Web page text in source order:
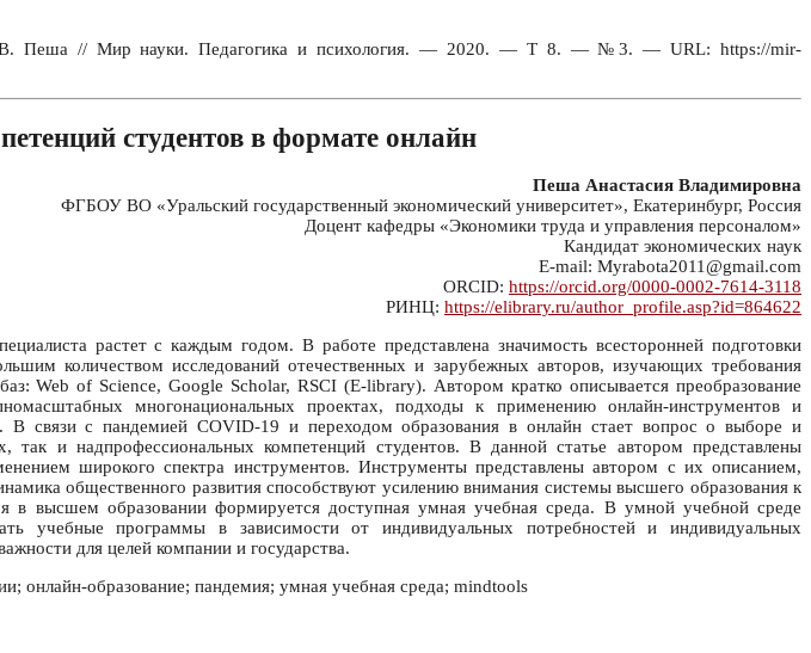
А. В. Пеша // Мир науки. Педагогика и психология. — 2020. — Т 8. — №3. — URL: https://mir-
студентов в формате онлайн
Пеша Анастасия Владимировна
ФГБОУ ВО «Уральский государственный экономический университет», Екатеринбург, Россия
Доцент кафедры «Экономики труда и управления персоналом»
Кандидат экономических наук
E-mail: Myrabota2011@gmail.com
ORCID: https://orcid.org/0000-0002-7614-3118
РИНЦ: https://elibrary.ru/author_profile.asp?id=864622
растет с каждым годом. В работе представлена значимость всесторонней подготовки
количеством исследований отечественных и зарубежных авторов, изучающих требования
Web of Science, Google Scholar, RSCI (E-library). Автором кратко описывается преобразование
многонациональных проектах, подходы к применению онлайн-инструментов и
В связи с пандемией COVID-19 и переходом образования в онлайн стает вопрос о выборе и
и надпрофессиональных компетенций студентов. В данной статье автором представлены
широкого спектра инструментов. Инструменты представлены автором с их описанием,
общественного развития способствуют усилению внимания системы высшего образования к
в высшем образовании формируется доступная умная учебная среда. В умной учебной среде
учебные программы в зависимости от индивидуальных потребностей и индивидуальных
для целей компании и государства.
онлайн-образование; пандемия; умная учебная среда; mindtools